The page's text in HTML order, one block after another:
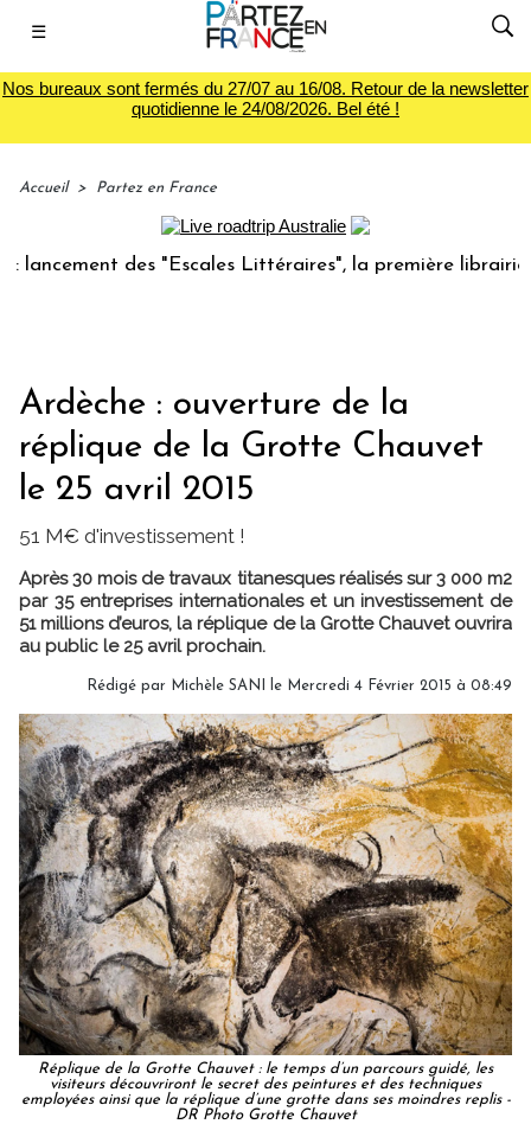
☰
Nos bureaux sont fermés du 27/07 au 16/08. Retour de la newsletter
quotidienne le 24/08/2026. Bel été !
Accueil > Partez en France
des "Escales Littéraires", la première librairie du
Ardèche : ouverture de la
réplique de la Grotte Chauvet
le 25 avril 2015
51 M€ d'investissement !
Après 30 mois de travaux titanesques réalisés sur 3 000 m2
par 35 entreprises internationales et un investissement de
51 millions d’euros, la réplique de la Grotte Chauvet ouvrira
au public le 25 avril prochain.
Rédigé par Michèle SANI le Mercredi 4 Février 2015 à 08:49
Réplique de la Grotte Chauvet : le temps d’un parcours guidé, les
visiteurs découvriront le secret des peintures et des techniques
employées ainsi que la réplique d’une grotte dans ses moindres replis -
DR Photo Grotte Chauvet